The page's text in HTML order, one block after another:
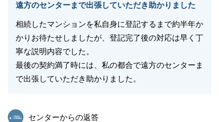
閉じる
遠方のセンターまで出張していただき助かりました
相続したマンションを私自身に登記するまで約半年か
かりお待たせしましたが、登記完了後の対応は早く丁
寧な説明内容でした。
最後の契約満了時には、私の都合で遠方のセンターま
で出張していただき助かりました。
東急リバブル
センターからの返答